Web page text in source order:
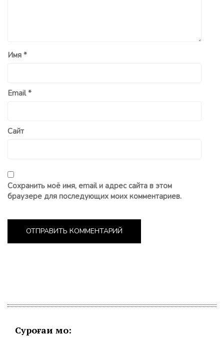
Имя *
Email*
Сайт
Сохранить моё имя, email и адрес сайта в этом
браузере для последующих моих комментариев.
Суроғаи мо: